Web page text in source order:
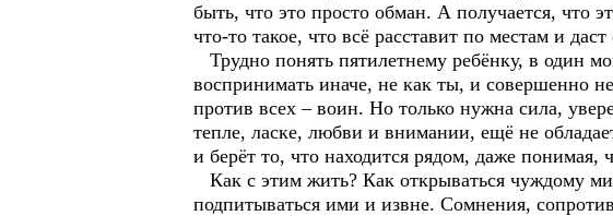
быть, что это просто обман. А получается, что
что-то такое, что всё расставит по местам и
Трудно понять пятилетнему ребёнку, в один
воспринимать иначе, не как ты, и совершенно
против всех – воин. Но только нужна сила,
тепле, ласке, любви и внимании, ещё не
и берёт то, что находится рядом, даже понимая,
Как с этим жить? Как открываться чуждому
подпитываться ими и извне. Сомнения,